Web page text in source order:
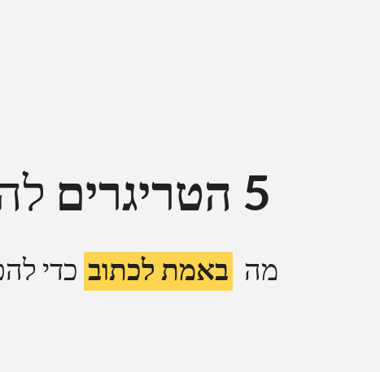
5 הטריגרים
מה באמת לכתוב כדי